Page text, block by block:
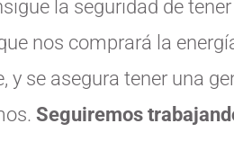
la seguridad de
nos comprará la
se asegura tener una
Seguiremos